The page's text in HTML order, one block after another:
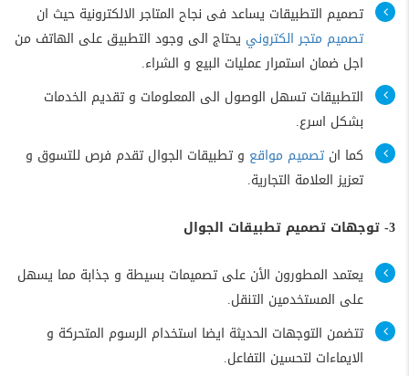
تصميم التطبيقات يساعد فى نجاح المتاجر الالكترونية حيث ان
تصميم متجر الكتروني يحتاج الى وجود التطبيق على الهاتف من
اجل ضمان استمرار عمليات البيع و الشراء.
التطبيقات تسهل الوصول الى المعلومات و تقديم الخدمات
بشكل اسرع.
كما ان تصميم مواقع و تطبيقات الجوال تقدم فرص للتسوق و
تعزيز العلامة التجارية.
3- توجهات تصميم تطبيقات الجوال
يعتمد المطورون الأن على تصميمات بسيطة و جذابة مما يسهل
على المستخدمين التنقل.
تتضمن التوجهات الحديثة ايضا استخدام الرسوم المتحركة و
الايماءات لتحسين التفاعل.